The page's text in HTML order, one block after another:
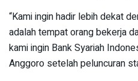
“Kami ingin hadir lebih dekat
adalah tempat orang bekerja
kami ingin Bank Syariah
Anggoro setelah peluncuran